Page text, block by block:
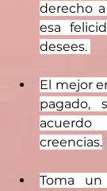
derecho
esa
desees.
El mejor
pagado,
creencias.
Toma